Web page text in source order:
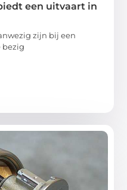
een uitvaart in
zijn bij een
bezig